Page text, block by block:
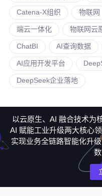
Catena-X组织 物联网
端云一体化 物联网云
ChatBI AI查询数据
AI应用开发平台
DeepSeek企业落地
以云原生、AI 融合技术为
AI 赋能工业升级两大核心
实现业务全链路智能化升
数